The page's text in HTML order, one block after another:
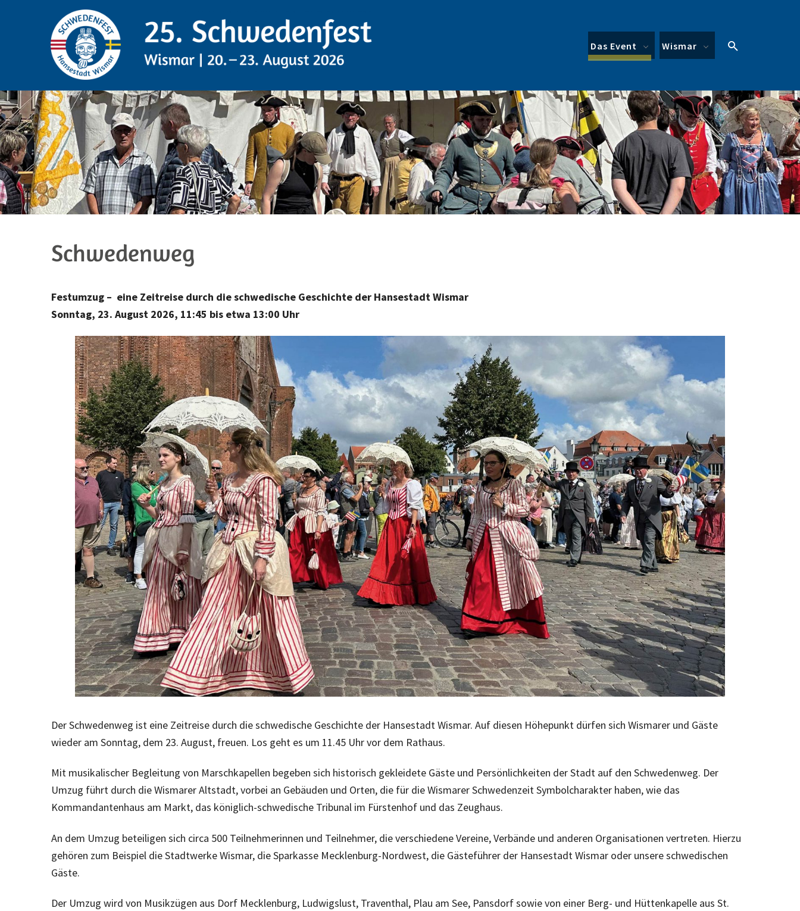
20. bis 23. August 2026
Das Event Expand child menu
Wismar Expand child menu
Schwedenweg
Festumzug – eine Zeitreise durch die schwedische Geschichte der Hansestadt Wismar
Sonntag, 23. August 2026, 11:45 bis etwa 13:00 Uhr
Der Schwedenweg ist eine Zeitreise durch die schwedische Geschichte der Hansestadt Wismar. Auf diesen Höhepunkt dürfen sich Wismarer und Gäste
wieder am Sonntag, dem 23. August, freuen. Los geht es um 11.45 Uhr vor dem Rathaus.
Mit musikalischer Begleitung von Marschkapellen begeben sich historisch gekleidete Gäste und Persönlichkeiten der Stadt auf den Schwedenweg. Der
Umzug führt durch die Wismarer Altstadt, vorbei an Gebäuden und Orten, die für die Wismarer Schwedenzeit Symbolcharakter haben, wie das
Kommandantenhaus am Markt, das königlich-schwedische Tribunal im Fürstenhof und das Zeughaus.
An dem Umzug beteiligen sich circa 500 Teilnehmerinnen und Teilnehmer, die verschiedene Vereine, Verbände und anderen Organisationen vertreten. Hierzu
gehören zum Beispiel die Stadtwerke Wismar, die Sparkasse Mecklenburg-Nordwest, die Gästeführer der Hansestadt Wismar oder unsere schwedischen
Gäste.
Der Umzug wird von Musikzügen aus Dorf Mecklenburg, Ludwigslust, Traventhal, Plau am See, Pansdorf sowie von einer Berg- und Hüttenkapelle aus St.